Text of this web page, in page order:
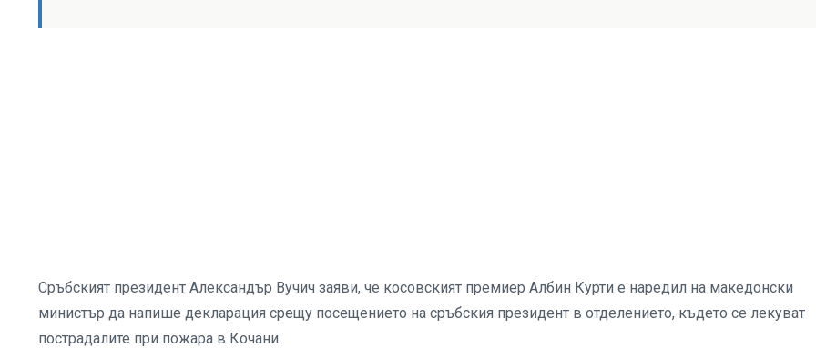
Сръбският президент Александър Вучич заяви, че косовският премиер Албин Курти е наредил на македонски
министър да напише декларация срещу посещението на сръбския президент в отделението, където се лекуват
пострадалите при пожара в Кочани.